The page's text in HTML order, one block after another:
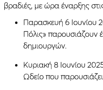
βραδιές, με ώρα έναρξης
Παρασκευή 6 Ιουνίου
Πόλις»
δημιουργών.
Κυριακή 8 Ιουνίου
Ωδείο που